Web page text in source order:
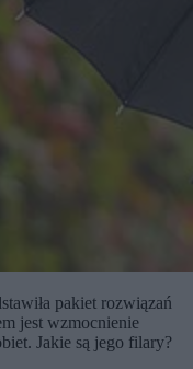
pakiet rozwiązań
jest wzmocnienie
Jakie są jego filary?